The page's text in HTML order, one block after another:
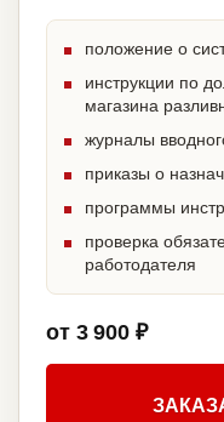
положение о
инструкции по
магазина
журналы
приказы о
программы
проверка
работодателя
от 3 900 ₽